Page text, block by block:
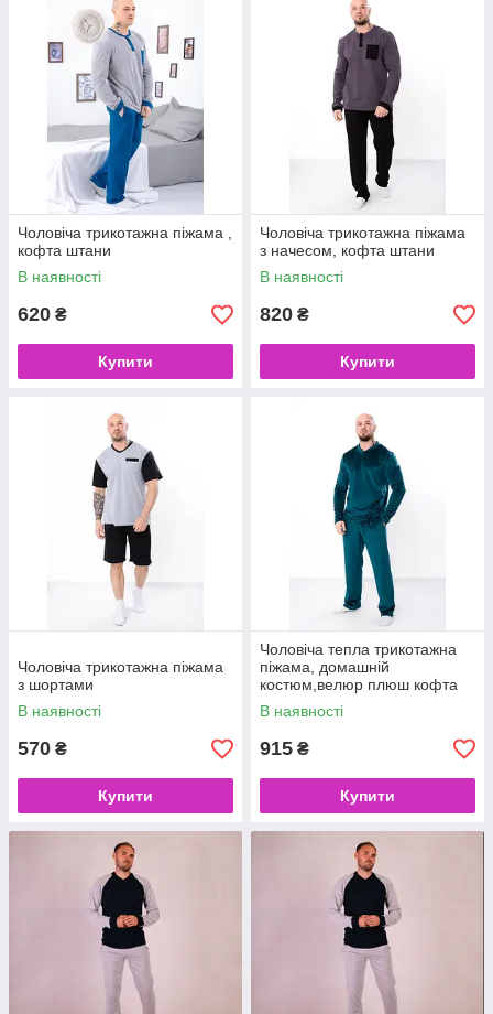
Чоловіча трикотажна піжама ,
кофта штани
В наявності
620 ₴
Купити
Чоловіча трикотажна піжама
з начесом, кофта штани
В наявності
820 ₴
Купити
Чоловіча трикотажна піжама
з шортами
В наявності
570 ₴
Купити
Чоловіча тепла трикотажна
піжама, домашній
костюм,велюр плюш кофта
штани
В наявності
915 ₴
Купити